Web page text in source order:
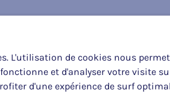
Type:
Arrêté gouvernemental
L'utilisation de cookies nous
et d'analyser votre visite
d'une expérience de surf